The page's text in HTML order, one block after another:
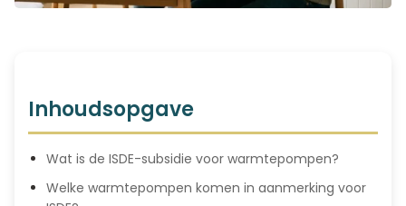
Inhoudsopgave
Wat is de ISDE-subsidie voor warmtepompen?
Welke warmtepompen komen in aanmerking voor